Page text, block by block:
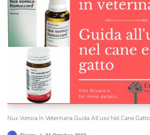
Nux Vomica In Veterinaria Guida All’uso Nel Cane Gatto